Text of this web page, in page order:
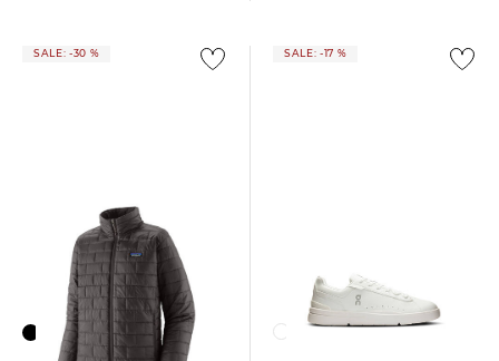
SALE: -30 % SALE: -17 %